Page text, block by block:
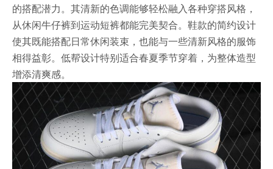
的搭配潜力。其清新的色调能够轻松融入各种穿搭风格，
从休闲牛仔裤到运动短裤都能完美契合。鞋款的简约设计
使其既能搭配日常休闲装束，也能与一些清新风格的服饰
相得益彰。低帮设计特别适合春夏季节穿着，为整体造型
增添清爽感。